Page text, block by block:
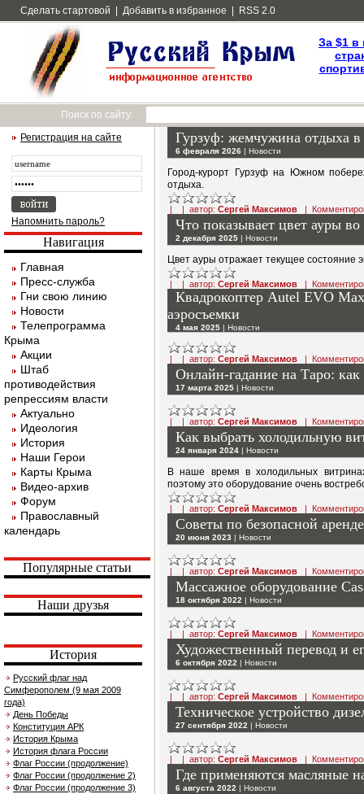
Сделать стартовой Добавить в избранное RSS 2.0
За $1 в
Поиск по сайту:
Регистрация на сайте
Напомнить пароль?
Навигация
Главная
Пресс-служба
Гни свою линию
Новости
Телепрограмма
Крыма
Акции
Штаб
противодействия
репрессиям власти
Актуально
Идеология
История
Наши Герои
Карты Крыма
Видео-архив
Форум
Православный
календарь
Популярные статьи
Наши друзья
История
Русский флаг над
Симферополем (9 мая 2009
года)
День Победы
Конституция АРК
История Крыма
История флага России
Флаг России (продолжение)
Флаг России (продолжение 2)
Флаг России (продолжение 3)
Гурзуф: жемчужина отдыха
6 февраля 2026 | Новости
Город-курорт Гурзуф на Южном
отдыха.
| | автор: Сергей Максимов |
Что показывает цвет ауры
2 декабря 2025 | Новости
Цвет ауры отражает текущее состояние
| | автор: Сергей Максимов |
Квадрокоптер Autel EVO
аэросъемки
4 мая 2025 | Новости
| | автор: Сергей Максимов |
Онлайн-гадание на Таро:
17 марта 2025 | Новости
| | автор: Сергей Максимов |
Как выбрать холодильную
24 января 2024 | Новости
В наше время в холодильных
поэтому это оборудование очень
| | автор: Сергей Максимов |
Советы по безопасной
20 июня 2023 | Новости
| | автор: Сергей Максимов |
Массажное оборудование
18 октября 2022 | Новости
| | автор: Сергей Максимов |
Художественный перевод и
6 октября 2022 | Новости
| | автор: Сергей Максимов |
Техническое устройство
27 сентября 2022 | Новости
| | автор: Сергей Максимов |
Где применяются масляные
6 августа 2022 | Новости